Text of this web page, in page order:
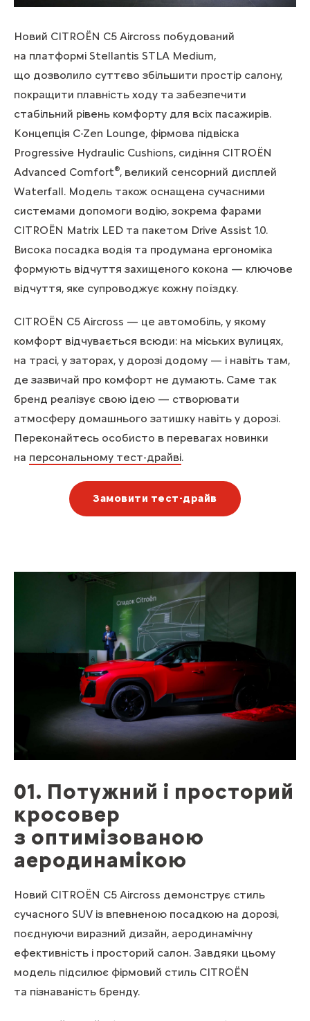
Новий CITROËN C5 Aircross побудований
на платформі Stellantis STLA Medium,
що дозволило суттєво збільшити простір салону,
покращити плавність ходу та забезпечити
стабільний рівень комфорту для всіх пасажирів.
Концепція C-Zen Lounge, фірмова підвіска
Progressive Hydraulic Cushions, сидіння CITROËN
Advanced Comfort®, великий сенсорний дисплей
Waterfall. Модель також оснащена сучасними
системами допомоги водію, зокрема фарами
CITROЁN Matrix LED та пакетом Drive Assist 1.0.
Висока посадка водія та продумана ергономіка
формують відчуття захищеного кокона — ключове
відчуття, яке супроводжує кожну поїздку.
CITROËN C5 Aircross — це автомобіль, у якому
комфорт відчувається всюди: на міських вулицях,
на трасі, у заторах, у дорозі додому — і навіть там,
де зазвичай про комфорт не думають. Саме так
бренд реалізує свою ідею — створювати
атмосферу домашнього затишку навіть у дорозі.
Переконайтесь особисто в перевагах новинки
на персональному тест-драйві.
Замовити тест-драйв
01. Потужний і просторий
кросовер
з оптимізованою
аеродинамікою
Новий CITROЁN C5 Aircross демонструє стиль
сучасного SUV із впевненою посадкою на дорозі,
поєднуючи виразний дизайн, аеродинамічну
ефективність і просторий салон. Завдяки цьому
модель підсилює фірмовий стиль CITROЁN
та пізнаваність бренду.